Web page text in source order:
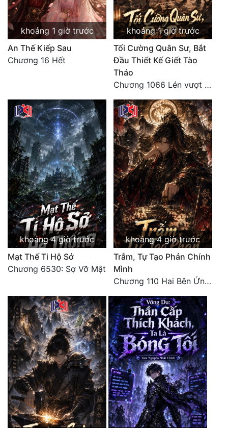
khoảng 1 giờ trước
An Thế Kiếp Sau
Chương 16 Hết
khoảng 1 giờ trước
Tối Cường Quân Sư, Bắt
Đầu Thiết Kế Giết Tào
Tháo
Chương 1066 Lén vượt Nam Bì, đánh thẳng Nghiệp Thành (2/2)
khoảng 4 giờ trước
Mạt Thế Ti Hộ Sở
Chương 6530: Sợ Vỡ Mật
khoảng 4 giờ trước
Trẫm, Tự Tạo Phản Chính
Mình
Chương 110 Hai Bên Ứng Phó